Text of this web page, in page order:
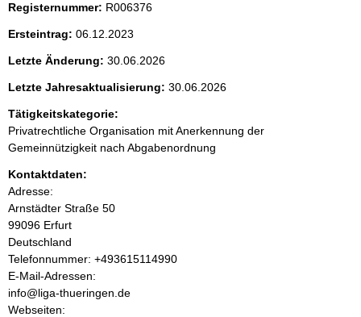
t
e
n
i
n
h
a
l
t
Registernummer: R006376
Ersteintrag: 06.12.2023
Letzte Änderung: 30.06.2026
Letzte Jahresaktualisierung: 30.06.2026
Tätigkeitskategorie:
Privatrechtliche Organisation mit Anerkennung der
Gemeinnützigkeit nach Abgabenordnung
Kontaktdaten:
Adresse:
Arnstädter Straße 50
99096 Erfurt
Deutschland
K
o
n
t
Telefonnummer: +493615114990
E-Mail-Adressen:
info@liga-thueringen.de
Webseiten: